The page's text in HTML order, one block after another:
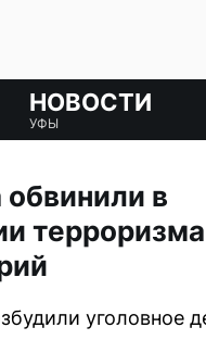
НОВОСТИ
УФЫ
в
уголовное